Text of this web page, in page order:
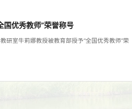
国优秀教师”荣誉称号
室牛莉娜教授被教育部授予“全国优秀教师”荣